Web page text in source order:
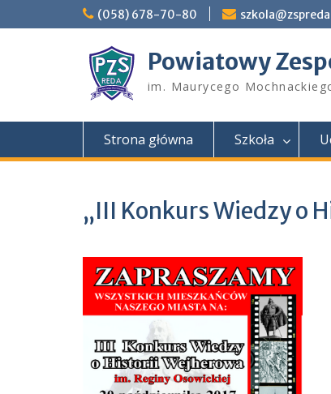
to
(058) 678-70-80
Powiatowy
im. Maurycego
Strona główna Szkoła
„III Konkurs Wiedzy o